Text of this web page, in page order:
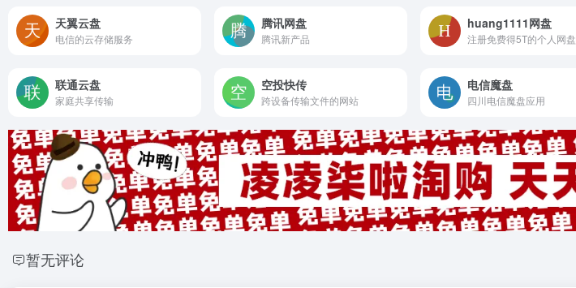
天翼云盘
电信的云存储服务
腾讯网盘
腾讯新产品
huang1111网盘
注册免费得5T的个人网盘
联通云盘
家庭共享传输
空投快传
跨设备传输文件的网站
电信魔盘
四川电信魔盘应用
暂无评论